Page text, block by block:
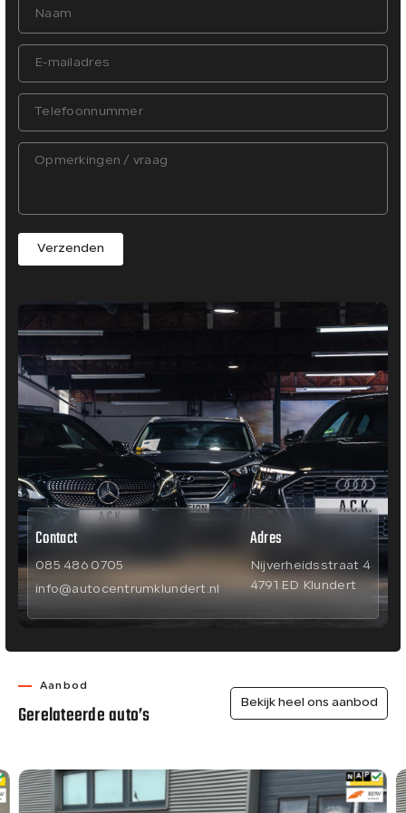
Verzenden
Contact
085 486 0705
info@autocentrumklundert.nl
Adres
Nijverheidsstraat 4
4791 ED Klundert
Aanbod
Gerelateerde auto’s Bekijk heel ons aanbod